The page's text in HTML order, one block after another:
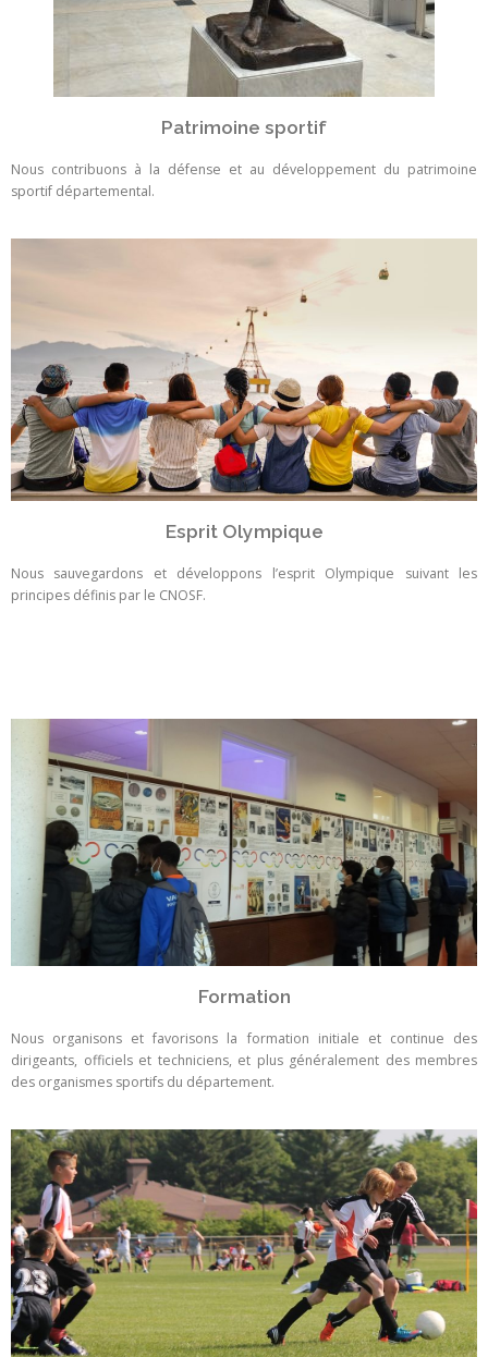
Patrimoine sportif
Nous contribuons à la défense et au développement du patrimoine
sportif départemental.
Esprit Olympique
Nous sauvegardons et développons l’esprit Olympique suivant les
principes définis par le CNOSF.
Formation
Nous organisons et favorisons la formation initiale et continue des
dirigeants, officiels et techniciens, et plus généralement des membres
des organismes sportifs du département.